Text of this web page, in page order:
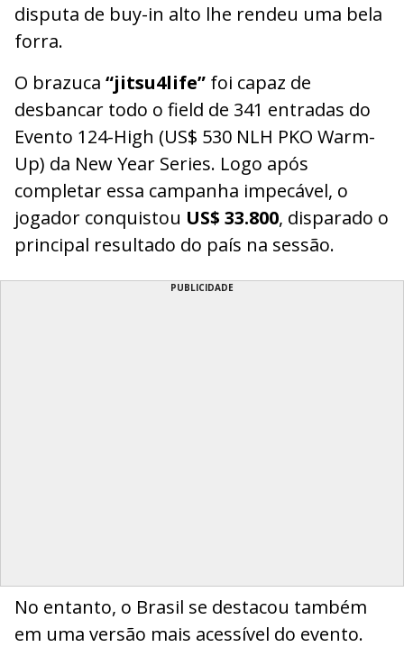
disputa de buy-in alto lhe rendeu uma bela
forra.
O brazuca “jitsu4life” foi capaz de
desbancar todo o field de 341 entradas do
Evento 124-High (US$ 530 NLH PKO Warm-
Up) da New Year Series. Logo após
completar essa campanha impecável, o
jogador conquistou US$ 33.800, disparado o
principal resultado do país na sessão.
PUBLICIDADE
No entanto, o Brasil se destacou também
em uma versão mais acessível do evento.